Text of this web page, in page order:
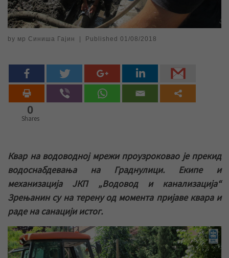
by мр Синиша Гајин Published 01/08/2018
0
Shares
Квар на водоводној мрежи проузроковао је прекид
водоснабдевања на Граднулици. Екипе и
механизација ЈКП „Водовод и канализација“
Зрењанин су на терену од момента пријаве квара и
раде на санацији истог.